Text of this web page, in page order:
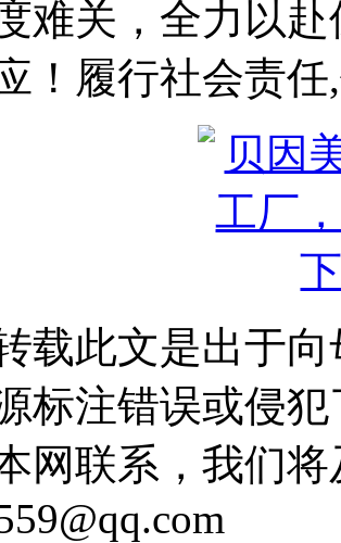
难关，全力以
！履行社会责
载此文是出于
标注错误或侵
网联系，我们